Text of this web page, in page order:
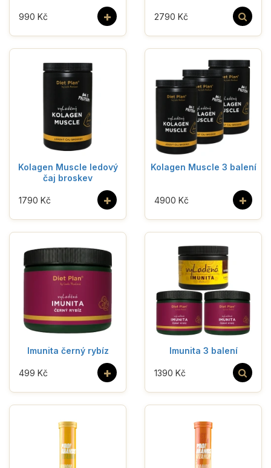
+
990 Kč 2790 Kč
Kolagen Muscle ledový
čaj broskev
+
1790 Kč
Kolagen Muscle 3 balení
+
4900 Kč
Imunita černý rybíz
+
499 Kč
Imunita 3 balení
1390 Kč